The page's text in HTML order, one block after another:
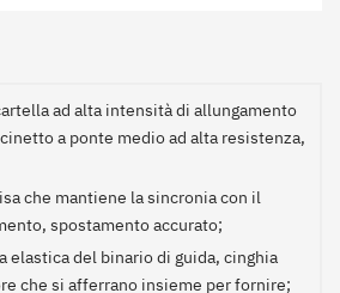
ad alta intensità di allungamento
a ponte medio ad alta resistenza,
che mantiene la sincronia con il
spostamento accurato;
elastica del binario di guida, cinghia
che si afferrano insieme per fornire;